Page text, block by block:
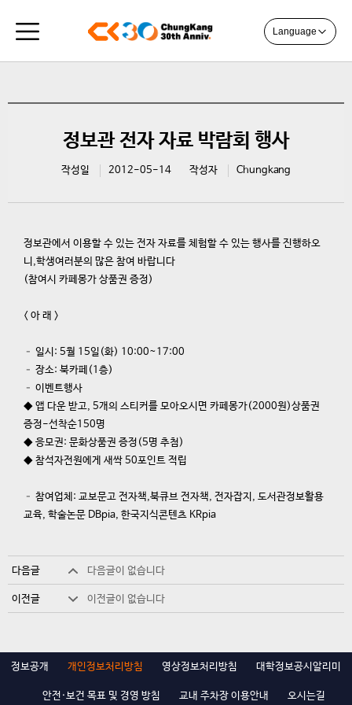
Language
정보관 전자 자료 박람회 행사
작성일 2012-05-14 작성자 Chungkang
정보관에서 이용할 수 있는 전자 자료를 체험할 수 있는 행사를 진행하오
니,학생여러분의 많은 참여 바랍니다
(참여시 카페몽가 상품권 증정)
< 아 래 >
– 일시: 5월 15일(화) 10:00~17:00
– 장소: 북카페(1층)
– 이벤트행사
◆ 앱 다운 받고, 5개의 스티커를 모아오시면 카페몽가(2000원)상품권
증정-선착순150명
◆ 응모권: 문화상품권 증정(5명 추첨)
◆ 참석자전원에게 새싹 50포인트 적립
– 참여업체: 교보문고 전자책,북큐브 전자책, 전자잡지, 도서관정보활용
교육, 학술논문 DBpia, 한국지식콘텐츠 KRpia
다음글 다음글이 없습니다
이전글 이전글이 없습니다
정보공개 개인정보처리방침 영상정보처리방침 대학정보공시알리미
안전·보건 목표 및 경영 방침 교내 주차장 이용안내 오시는길